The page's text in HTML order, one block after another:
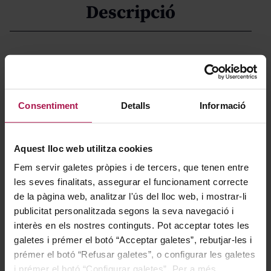
Consentiment Detalls Informació
Aquest lloc web utilitza cookies
Fem servir galetes pròpies i de tercers, que tenen entre
les seves finalitats, assegurar el funcionament correcte
de la pàgina web, analitzar l'ús del lloc web, i mostrar-li
publicitat personalitzada segons la seva navegació i
interès en els nostres continguts. Pot acceptar totes les
galetes i prémer el botó “Acceptar galetes”, rebutjar-les i
prémer el botó “Refusar galetes”, o configurar les galetes
i prémer el botó “Configurar galetes”. Per a més
Descripció
Su nombre rinde homenaje a “Cal Banya”, apodo de la
casa de los abuelos de la familia Xifré en Fulleda, y
familiar. Vi del Banya es un tinto equilibrado elaborado
amparado por la DO Costers del Segre, que busca
expresar el paisaje, la tradición y el carácter cercano de
una pequeña bodega de raíces profundamente locales.
Gastronomía